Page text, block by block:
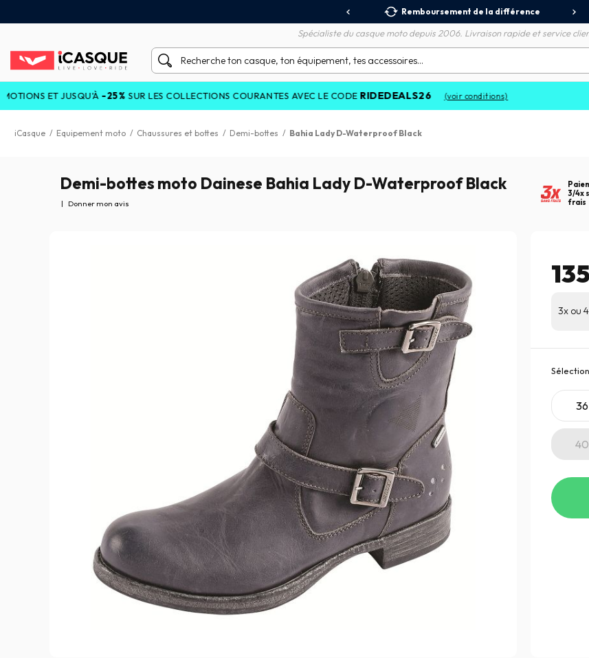
Remboursement de la différence
Spécialiste du casque moto depuis 2006. Livraison rapide et service
ET JUSQU'À-25%SUR LES COLLECTIONS COURANTES AVEC LE CODE RIDEDEALS26 (voir conditions)
iCasque / Equipement moto / Chaussures et bottes / Demi-bottes / Bahia Lady D-Waterproof Black
Demi-bottes moto Dainese Bahia Lady D-Waterproof Black
| Donner mon avis
3/4x
frais
3x ou
36
40